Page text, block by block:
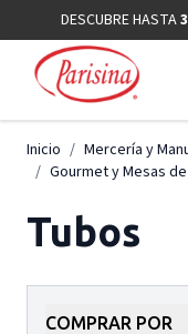
Ir al contenidoDESCUBRE HASTA
Inicio / Mercería y
/ Gourmet y Mesas
Tubos
COMPRAR POR